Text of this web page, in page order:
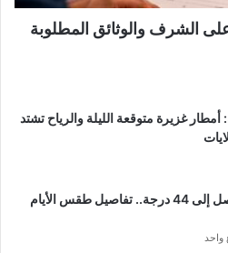
الشرف والوثائق المطلوبة
أمطار غزيرة متوقعة الليلة والرياح تشتد
الحرارة تصل إلى 44 درجة.. تفاصيل طقس الأيام
واحد